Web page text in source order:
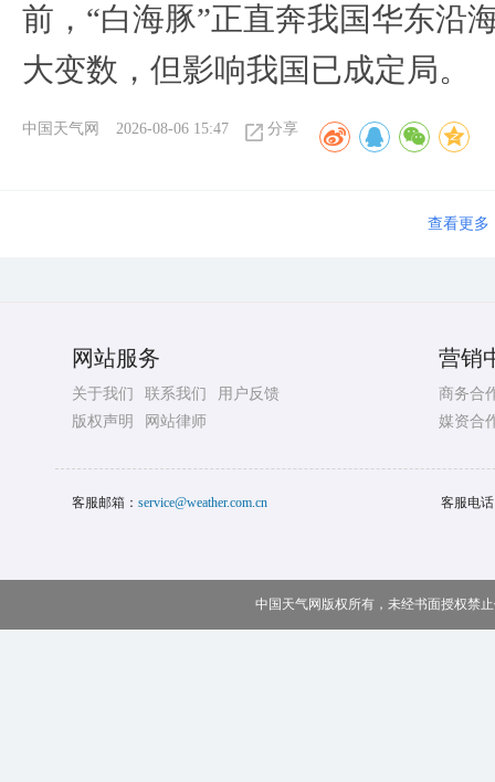
前，“白海豚”正直奔我国华东沿
大变数，但影响我国已成定局。
中国天气网 2026-08-06 15:47 分享
查看更多
网站服务
关于我们 联系我们
用户反馈
版权声明
网站律师
营销
商务合
媒资合
客服邮箱： service@weather.com.cn 客服电
中国天气网版权所有，未经书面授权